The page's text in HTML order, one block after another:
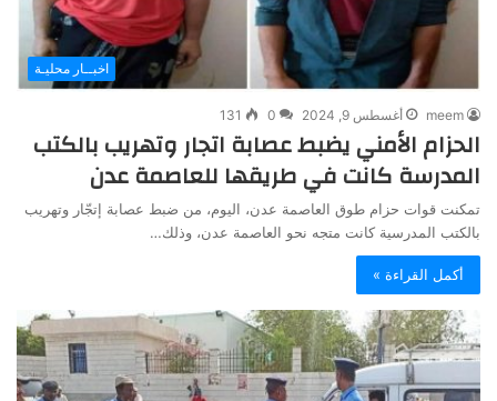
اخبــار محليـة
meem أغسطس 9, 2024 0
131
الحزام الأمني يضبط عصابة اتجار وتهريب بالكتب
المدرسة كانت في طريقها للعاصمة عدن
تمكنت قوات حزام طوق العاصمة عدن، اليوم، من ضبط عصابة إتجّار وتهريب
بالكتب المدرسية كانت متجه نحو العاصمة عدن، وذلك…
أكمل القراءة »